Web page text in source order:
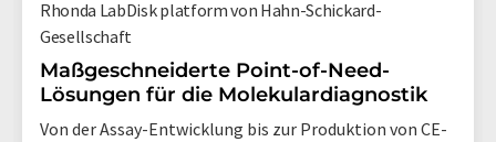
Rhonda LabDisk platform von Hahn-Schickard-
Gesellschaft
Maßgeschneiderte Point-of-Need-
Lösungen für die Molekulardiagnostik
Von der Assay-Entwicklung bis zur Produktion von CE-